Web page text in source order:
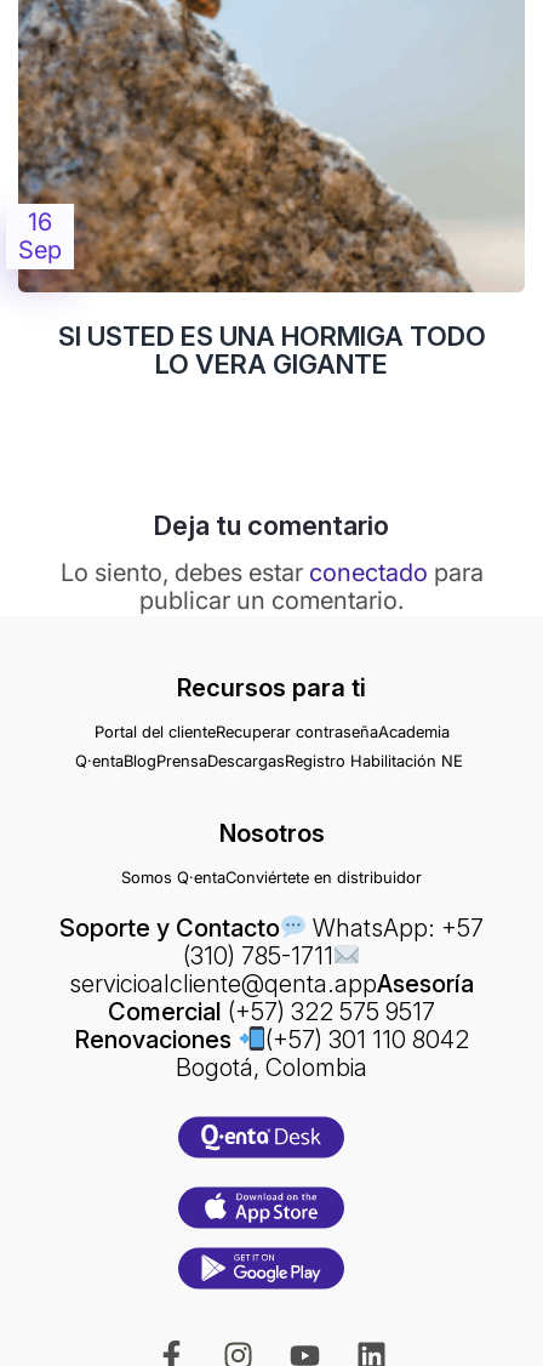
16
Sep
SI USTED ES UNA HORMIGA TODO
LO VERA GIGANTE
Deja tu comentario
Lo siento, debes estar conectado para
publicar un comentario.
Recursos para ti
Portal del clienteRecuperar contraseñaAcademia
Q·entaBlogPrensaDescargasRegistro Habilitación NE
Nosotros
Somos Q·entaConviértete en distribuidor
Soporte y Contacto
WhatsApp: +57
(310) 785-1711
servicioalcliente@qenta.appAsesoría
Comercial (+57) 322 575 9517
Renovaciones
(+57) 301 110 8042
Bogotá, Colombia